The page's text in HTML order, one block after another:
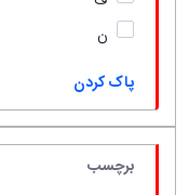
ن
پاک کردن
برچسب